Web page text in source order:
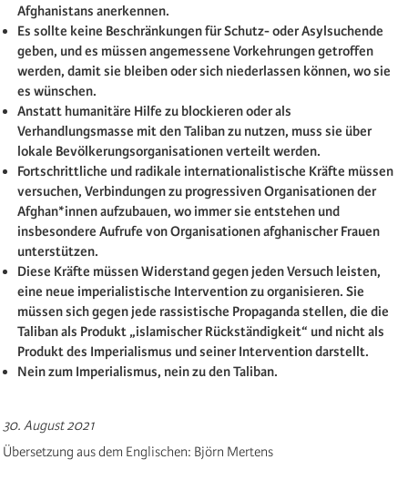
Afghanistans anerkennen.
Es sollte keine Beschränkungen für Schutz- oder Asylsuchende
geben, und es müssen angemessene Vorkehrungen getroffen
werden, damit sie bleiben oder sich niederlassen können, wo sie
es wünschen.
Anstatt humanitäre Hilfe zu blockieren oder als
Verhandlungsmasse mit den Taliban zu nutzen, muss sie über
lokale Bevölkerungsorganisationen verteilt werden.
Fortschrittliche und radikale internationalistische Kräfte müssen
versuchen, Verbindungen zu progressiven Organisationen der
Afghan*innen aufzubauen, wo immer sie entstehen und
insbesondere Aufrufe von Organisationen afghanischer Frauen
unterstützen.
Diese Kräfte müssen Widerstand gegen jeden Versuch leisten,
eine neue imperialistische Intervention zu organisieren. Sie
müssen sich gegen jede rassistische Propaganda stellen, die die
Taliban als Produkt „islamischer Rückständigkeit“ und nicht als
Produkt des Imperialismus und seiner Intervention darstellt.
Nein zum Imperialismus, nein zu den Taliban.
30. August 2021
Übersetzung aus dem Englischen: Björn Mertens